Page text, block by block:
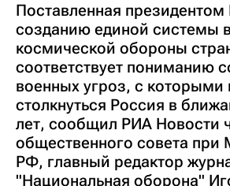
Поставленная
созданию единой системы
космической обороны
соответствует пониманию
военных угроз, с которыми
столкнуться Россия в
лет, сообщил РИА Новости
общественного совета
РФ, главный редактор
"Национальная оборона"